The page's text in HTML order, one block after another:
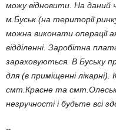
можу відновити. На даний
м.Буськ (на території
можна виконати операції
відділенні. Заробітна
зараховуються. В Буську
для (в приміщенні
смт.Красне та
незручності і будьте всі